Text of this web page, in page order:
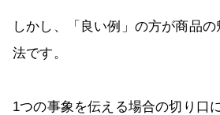
しかし、「良い例」の方が商品
法です。
1つの事象を伝える場合の切り口